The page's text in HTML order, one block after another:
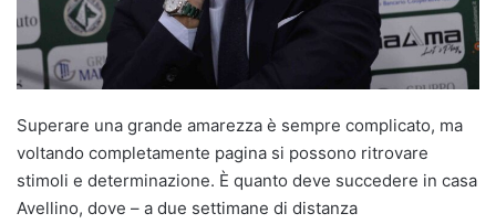
Superare una grande amarezza è sempre complicato, ma
voltando completamente pagina si possono ritrovare
stimoli e determinazione. È quanto deve succedere in casa
Avellino, dove – a due settimane di distanza